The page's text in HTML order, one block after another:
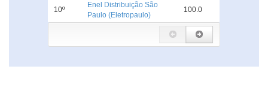
10º
Enel Distribuição São
Paulo (Eletropaulo)
100.0